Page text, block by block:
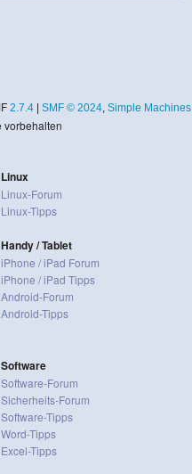
2.7.4| SMF © 2024, Simple Machines
vorbehalten
Linux
Linux-Forum
Linux-Tipps
Handy / Tablet
iPhone / iPad Forum
iPhone / iPad Tipps
Android-Forum
Android-Tipps
Software
Software-Forum
Sicherheits-Forum
Software-Tipps
Word-Tipps
Excel-Tipps